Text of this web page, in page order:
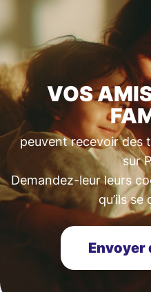
VOS
peuvent recevoir des
sur
Demandez-leur leurs
qu’ils
Envoyer